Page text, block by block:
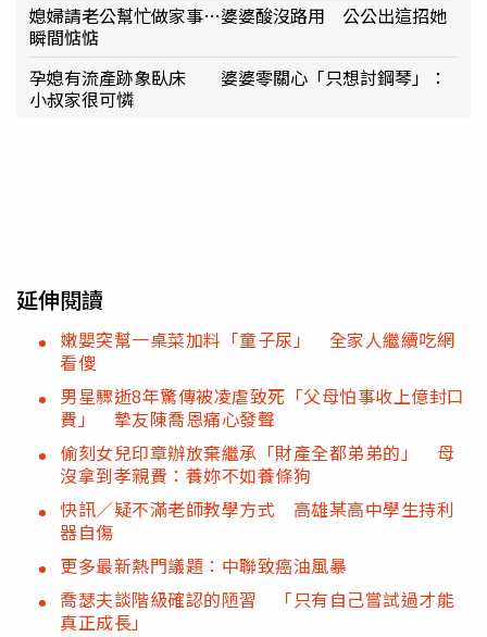
媳婦請老公幫忙做家事…婆婆酸沒路用 公公出這招她
瞬間惦惦
孕媳有流產跡象臥床 婆婆零關心「只想討鋼琴」：
小叔家很可憐
延伸閱讀
嫩嬰突幫一桌菜加料「童子尿」 全家人繼續吃網
看傻
男星驟逝8年驚傳被凌虐致死「父母怕事收上億封口
費」 摯友陳喬恩痛心發聲
偷刻女兒印章辦放棄繼承「財產全都弟弟的」 母
沒拿到孝親費：養妳不如養條狗
快訊／疑不滿老師教學方式 高雄某高中學生持利
器自傷
更多最新熱門議題：中聯致癌油風暴
喬瑟夫談階級確認的陋習 「只有自己嘗試過才能
真正成長」